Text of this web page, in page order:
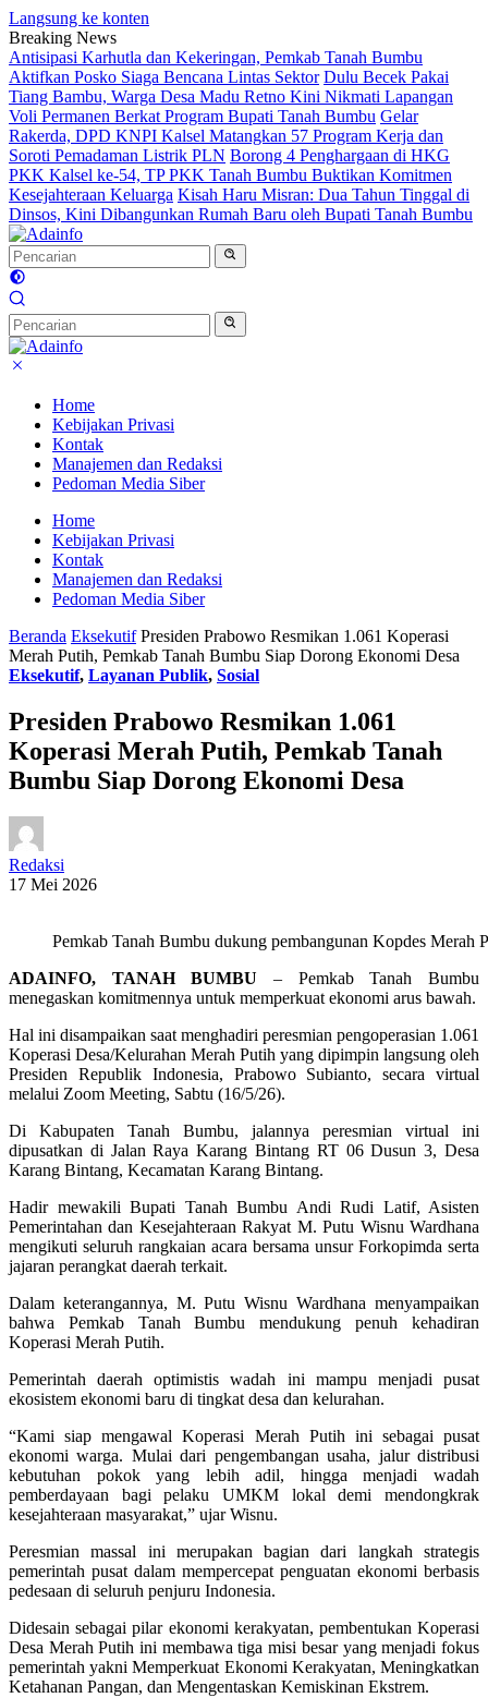
Langsung ke konten
Breaking News
Antisipasi Karhutla dan Kekeringan, Pemkab Tanah Bumbu
Aktifkan Posko Siaga Bencana Lintas Sektor Dulu Becek Pakai
Tiang Bambu, Warga Desa Madu Retno Kini Nikmati Lapangan
Voli Permanen Berkat Program Bupati Tanah Bumbu Gelar
Rakerda, DPD KNPI Kalsel Matangkan 57 Program Kerja dan
Soroti Pemadaman Listrik PLN Borong 4 Penghargaan di HKG
PKK Kalsel ke-54, TP PKK Tanah Bumbu Buktikan Komitmen
Kesejahteraan Keluarga Kisah Haru Misran: Dua Tahun Tinggal di
Dinsos, Kini Dibangunkan Rumah Baru oleh Bupati Tanah Bumbu
Home
Kebijakan Privasi
Kontak
Manajemen dan Redaksi
Pedoman Media Siber
Home
Kebijakan Privasi
Kontak
Manajemen dan Redaksi
Pedoman Media Siber
Beranda Eksekutif Presiden Prabowo Resmikan 1.061 Koperasi
Merah Putih, Pemkab Tanah Bumbu Siap Dorong Ekonomi Desa
Eksekutif, Layanan Publik, Sosial
Presiden Prabowo Resmikan 1.061
Koperasi Merah Putih, Pemkab Tanah
Bumbu Siap Dorong Ekonomi Desa
Redaksi
17 Mei 2026
Pemkab Tanah Bumbu dukung pembangunan Kopdes
ADAINFO, TANAH BUMBU – Pemkab Tanah Bumbu
menegaskan komitmennya untuk memperkuat ekonomi arus bawah.
Hal ini disampaikan saat menghadiri peresmian pengoperasian 1.061
Koperasi Desa/Kelurahan Merah Putih yang dipimpin langsung oleh
Presiden Republik Indonesia, Prabowo Subianto, secara virtual
melalui Zoom Meeting, Sabtu (16/5/26).
Di Kabupaten Tanah Bumbu, jalannya peresmian virtual ini
dipusatkan di Jalan Raya Karang Bintang RT 06 Dusun 3, Desa
Karang Bintang, Kecamatan Karang Bintang.
Hadir mewakili Bupati Tanah Bumbu Andi Rudi Latif, Asisten
Pemerintahan dan Kesejahteraan Rakyat M. Putu Wisnu Wardhana
mengikuti seluruh rangkaian acara bersama unsur Forkopimda serta
jajaran perangkat daerah terkait.
Dalam keterangannya, M. Putu Wisnu Wardhana menyampaikan
bahwa Pemkab Tanah Bumbu mendukung penuh kehadiran
Koperasi Merah Putih.
Pemerintah daerah optimistis wadah ini mampu menjadi pusat
ekosistem ekonomi baru di tingkat desa dan kelurahan.
“Kami siap mengawal Koperasi Merah Putih ini sebagai pusat
ekonomi warga. Mulai dari pengembangan usaha, jalur distribusi
kebutuhan pokok yang lebih adil, hingga menjadi wadah
pemberdayaan bagi pelaku UMKM lokal demi mendongkrak
kesejahteraan masyarakat,” ujar Wisnu.
Peresmian massal ini merupakan bagian dari langkah strategis
pemerintah pusat dalam mempercepat penguatan ekonomi berbasis
pedesaan di seluruh penjuru Indonesia.
Didesain sebagai pilar ekonomi kerakyatan, pembentukan Koperasi
Desa Merah Putih ini membawa tiga misi besar yang menjadi fokus
pemerintah yakni Memperkuat Ekonomi Kerakyatan, Meningkatkan
Ketahanan Pangan, dan Mengentaskan Kemiskinan Ekstrem.